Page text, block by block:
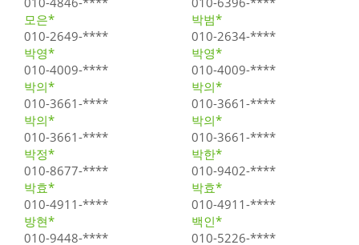
모은*
010-2649-****
박범*
010-2634-****
박영*
010-4009-****
박영*
010-4009-****
박의*
010-3661-****
박의*
010-3661-****
박의*
010-3661-****
박의*
010-3661-****
박정*
010-8677-****
박한*
010-9402-****
박효*
010-4911-****
박효*
010-4911-****
방현*
010-9448-****
백인*
010-5226-****